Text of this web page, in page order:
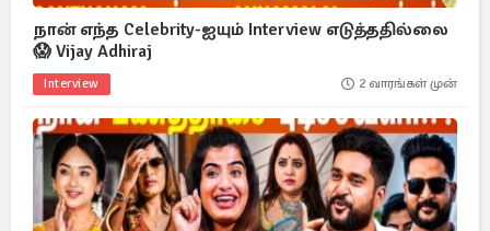
நான் எந்த Celebrity-ஐயும் Interview எடுத்ததில்லை
😱 Vijay Adhiraj
Interview 2 வாரங்கள் முன்